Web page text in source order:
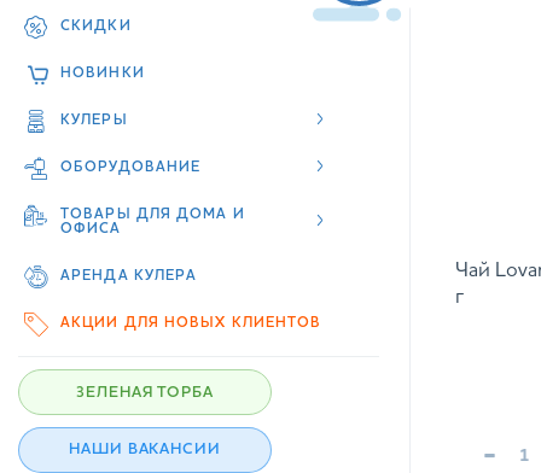
СКИДКИ
НОВИНКИ
КУЛЕРЫ
ОБОРУДОВАНИЕ
ТОВАРЫ ДЛЯ ДОМА И
ОФИСА
АРЕНДА КУЛЕРА
АКЦИИ ДЛЯ НОВЫХ КЛИЕНТОВ
ЗЕЛЕНАЯ ТОРБА
НАШИ ВАКАНСИИ
Чай
г
-